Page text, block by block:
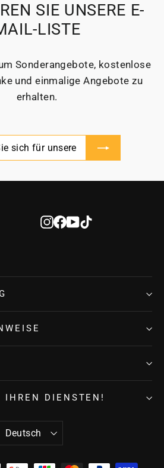
SIE UNSERE E-
LISTE
Sonderangebote, kostenlose
und einmalige Angebote zu
erhalten.
Melden
Sie
Mailingliste
Abonnieren
Instagram
Facebook
YouTube
IHREN DIENSTEN!
SPRACHE
Deutsch